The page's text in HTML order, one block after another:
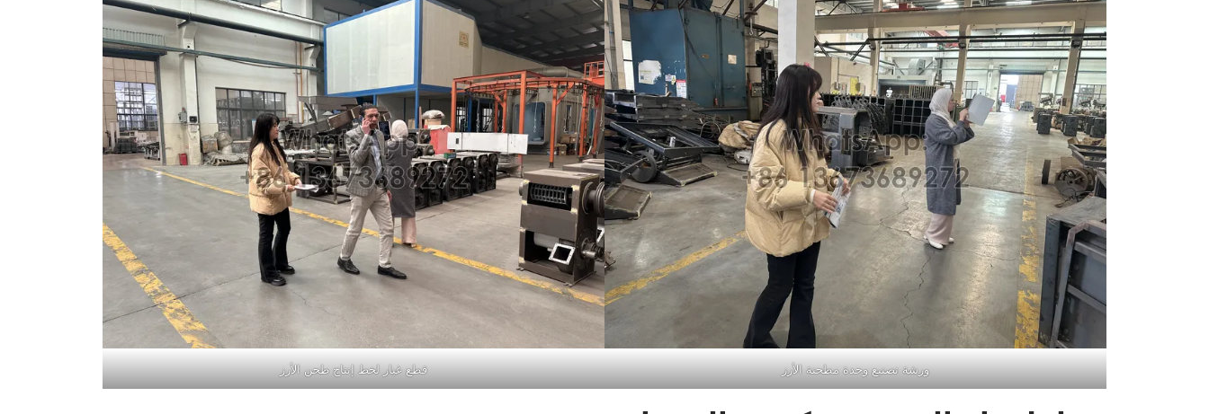
ورشة تصنيع وحدة مطحنة الأرز قطع غيار لخط إنتاج طحن الأرز